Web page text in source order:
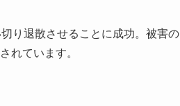
り退散させることに成功。被害の
れています。